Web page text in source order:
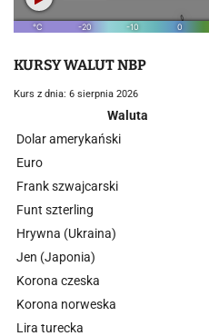
KURSY WALUT NBP
Kurs z dnia: 6 sierpnia 2026
Waluta
Dolar amerykański
Euro
Frank szwajcarski
Funt szterling
Hrywna (Ukraina)
Jen (Japonia)
Korona czeska
Korona norweska
Lira turecka